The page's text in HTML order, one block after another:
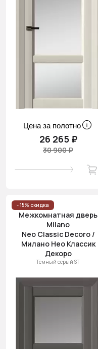
Цена за полотно
26 265 ₽
30 900 ₽
- 15% скидка
Межкомнатная дверь
Milano
Neo Classic Decoro /
Милано Нео Классик
Декоро
Тёмный серый ST